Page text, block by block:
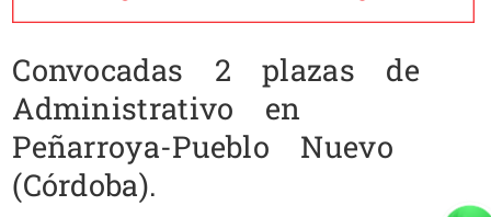
Convocadas 2 plazas de
Administrativo en
Peñarroya-Pueblo Nuevo
(Córdoba).